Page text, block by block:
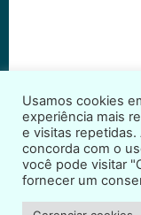
Usamos cookies
experiência mais
e visitas repetidas.
concorda com o
você pode visitar
fornecer um